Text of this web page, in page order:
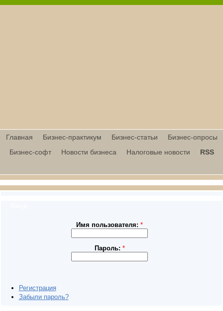
Главная Бизнес-практикум Бизнес-статьи
Бизнес-опросы
Бизнес-софт
Новости бизнеса Налоговые новости RSS
Имя пользователя:*
Пароль: *
Регистрация
Забыли пароль?